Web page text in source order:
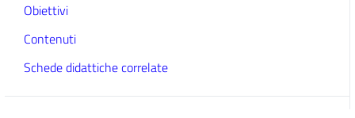
Obiettivi
Contenuti
Schede didattiche correlate